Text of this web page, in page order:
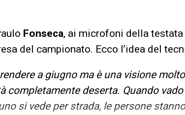
Fonseca, ai microfoni della
del campionato. Ecco l’idea del
a giugno ma è una visione
completamente deserta. Quando
si vede per strada, le persone